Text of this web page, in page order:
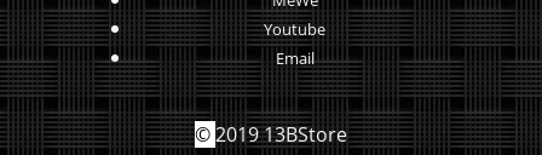
Youtube
Email
©2019 13BStore